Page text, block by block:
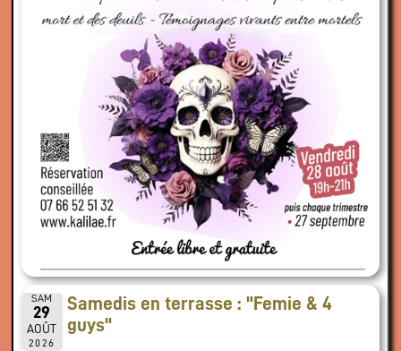
SAM
29
AOÛT
2026
Samedis en terrasse : "Femie & 4
guys"